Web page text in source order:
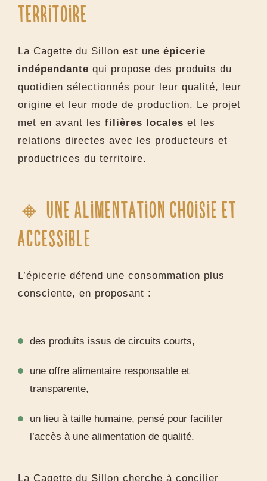
territoire
La Cagette du Sillon est une épicerie
indépendante qui propose des produits du
quotidien sélectionnés pour leur qualité, leur
origine et leur mode de production. Le projet
met en avant les filières locales et les
relations directes avec les producteurs et
productrices du territoire.
🔸 Une alimentation choisie et
accessible
L’épicerie défend une consommation plus
consciente, en proposant :
des produits issus de circuits courts,
une offre alimentaire responsable et
transparente,
un lieu à taille humaine, pensé pour faciliter
l’accès à une alimentation de qualité.
La Cagette du Sillon cherche à concilier